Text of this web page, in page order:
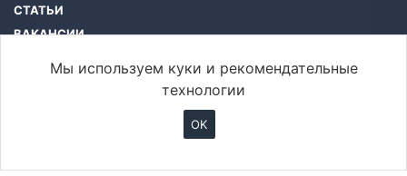
СТАТЬИ
ВАКАНСИИ
Мы используем куки и рекомендательные
технологии
OK